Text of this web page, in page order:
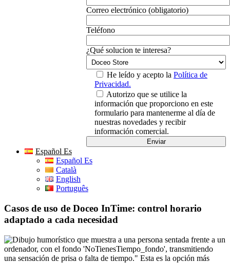
Correo electrónico (obligatorio)
Teléfono
¿Qué solucion te interesa?
He leído y acepto la Política de
Privacidad.
Autorizo que se utilice la
información que proporciono en este
formulario para mantenerme al día de
nuestras novedades y recibir
información comercial.
Español Es
Español Es
Català
English
Português
Casos de uso de Doceo InTime: control horario
adaptado a cada necesidad